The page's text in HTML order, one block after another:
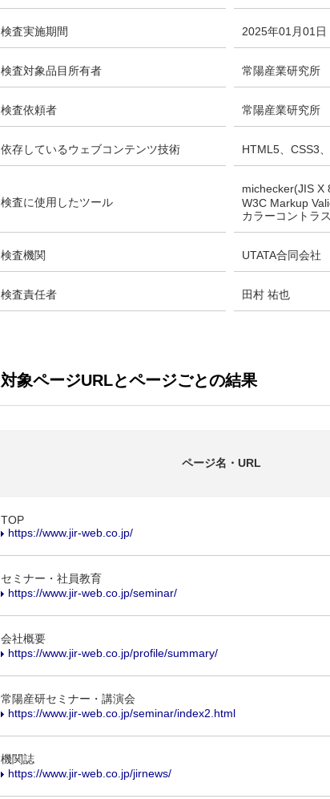
検査実施期間 2025年01月01
検査対象品目所有者 常陽産業研究所
検査依頼者 常陽産業研究所
依存しているウェブコンテンツ技術 HTML5、CSS3
検査に使用したツール
michecker(JIS X
W3C Markup
カラーコントラ
検査機関 UTATA合同会社
検査責任者 田村 祐也
対象ページURLとページごとの結果
ページ名・URL
TOP
https://www.jir-web.co.jp/
セミナー・社員教育
https://www.jir-web.co.jp/seminar/
会社概要
https://www.jir-web.co.jp/profile/summary/
常陽産研セミナー・講演会
https://www.jir-web.co.jp/seminar/index2.html
機関誌
https://www.jir-web.co.jp/jirnews/